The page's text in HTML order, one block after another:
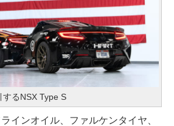
するNSX Type S
インオイル、ファルケンタイヤ、